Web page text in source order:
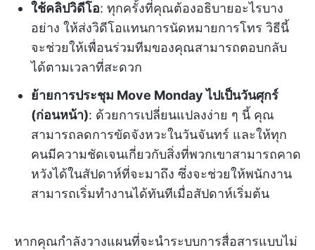
ใช้คลิปวิดีโอ: ทุกครั้งที่คุณต้องอธิบายอะไรบาง
อย่าง ให้ส่งวิดีโอแทนการนัดหมายการโทร วิธีนี้
จะช่วยให้เพื่อนร่วมทีมของคุณสามารถตอบกลับ
ได้ตามเวลาที่สะดวก
ย้ายการประชุม Move Monday ไปเป็นวันศุกร์
(ก่อนหน้า): ด้วยการเปลี่ยนแปลงง่าย ๆ นี้ คุณ
สามารถลดการขัดจังหวะในวันจันทร์ และให้ทุก
คนมีความชัดเจนเกี่ยวกับสิ่งที่พวกเขาสามารถคาด
หวังได้ในสัปดาห์ที่จะมาถึง ซึ่งจะช่วยให้พนักงาน
สามารถเริ่มทำงานได้ทันทีเมื่อสัปดาห์เริ่มต้น
หากคุณกำลังวางแผนที่จะนำระบบการสื่อสารแบบไม่